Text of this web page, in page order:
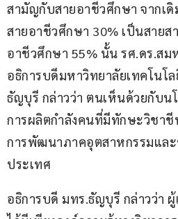
สามัญกับสายอาชีวศึกษา จากเ
สายอาชีวศึกษา 30% เป็นสายส
อาชีวศึกษา 55% นั้น รศ.ดร.สม
อธิการบดีมหาวิทยาลัยเทคโนโ
ธัญบุรี กล่าวว่า ตนเห็นด้วยกับน
การผลิตกำลังคนที่มีทักษะวิชา
การพัฒนาภาคอุตสาหกรรมแล
ประเทศ
อธิการบดี มทร.ธัญบุรี กล่าวว่า